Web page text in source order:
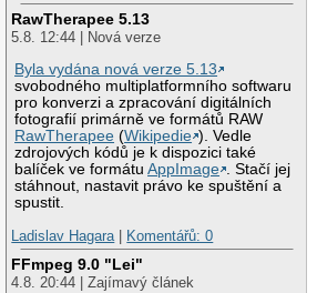
RawTherapee 5.13
5.8. 12:44 | Nová verze
Byla vydána nová verze 5.13
svobodného multiplatformního softwaru
pro konverzi a zpracování digitálních
fotografií primárně ve formátů RAW
RawTherapee (Wikipedie ). Vedle
zdrojových kódů je k dispozici také
balíček ve formátuAppImage . Stačí jej
stáhnout, nastavit právo ke spuštění a
spustit.
Ladislav Hagara
Komentářů: 0
FFmpeg 9.0 "Lei"
4.8. 20:44 | Zajímavý článek